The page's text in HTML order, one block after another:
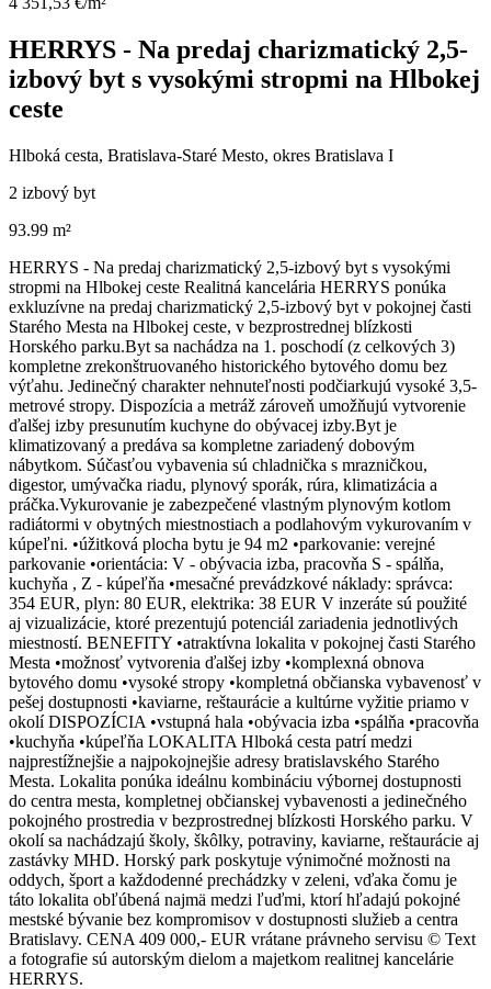
HERRYS - Na predaj charizmatický 2,5-
izbový byt s vysokými stropmi na Hlbokej
ceste
Hlboká cesta, Bratislava-Staré Mesto, okres Bratislava I
2 izbový byt
93.99 m²
HERRYS - Na predaj charizmatický 2,5-izbový byt s vysokými
stropmi na Hlbokej ceste Realitná kancelária HERRYS ponúka
exkluzívne na predaj charizmatický 2,5-izbový byt v pokojnej časti
Starého Mesta na Hlbokej ceste, v bezprostrednej blízkosti
Horského parku.Byt sa nachádza na 1. poschodí (z celkových 3)
kompletne zrekonštruovaného historického bytového domu bez
výťahu. Jedinečný charakter nehnuteľnosti podčiarkujú vysoké 3,5-
metrové stropy. Dispozícia a metráž zároveň umožňujú vytvorenie
ďalšej izby presunutím kuchyne do obývacej izby.Byt je
klimatizovaný a predáva sa kompletne zariadený dobovým
nábytkom. Súčasťou vybavenia sú chladnička s mrazničkou,
digestor, umývačka riadu, plynový sporák, rúra, klimatizácia a
práčka.Vykurovanie je zabezpečené vlastným plynovým kotlom
radiátormi v obytných miestnostiach a podlahovým vykurovaním v
kúpeľni. •úžitková plocha bytu je 94 m2 •parkovanie: verejné
parkovanie •orientácia: V - obývacia izba, pracovňa S - spálňa,
kuchyňa , Z - kúpeľňa •mesačné prevádzkové náklady: správca:
354 EUR, plyn: 80 EUR, elektrika: 38 EUR V inzeráte sú použité
aj vizualizácie, ktoré prezentujú potenciál zariadenia jednotlivých
miestností. BENEFITY •atraktívna lokalita v pokojnej časti Starého
Mesta •možnosť vytvorenia ďalšej izby •komplexná obnova
bytového domu •vysoké stropy •kompletná občianska vybavenosť v
pešej dostupnosti •kaviarne, reštaurácie a kultúrne vyžitie priamo v
okolí DISPOZÍCIA •vstupná hala •obývacia izba •spálňa •pracovňa
•kuchyňa •kúpeľňa LOKALITA Hlboká cesta patrí medzi
najprestížnejšie a najpokojnejšie adresy bratislavského Starého
Mesta. Lokalita ponúka ideálnu kombináciu výbornej dostupnosti
do centra mesta, kompletnej občianskej vybavenosti a jedinečného
pokojného prostredia v bezprostrednej blízkosti Horského parku. V
okolí sa nachádzajú školy, škôlky, potraviny, kaviarne, reštaurácie aj
zastávky MHD. Horský park poskytuje výnimočné možnosti na
oddych, šport a každodenné prechádzky v zeleni, vďaka čomu je
táto lokalita obľúbená najmä medzi ľuďmi, ktorí hľadajú pokojné
mestské bývanie bez kompromisov v dostupnosti služieb a centra
Bratislavy. CENA 409 000,- EUR vrátane právneho servisu © Text
a fotografie sú autorským dielom a majetkom realitnej kancelárie
HERRYS.